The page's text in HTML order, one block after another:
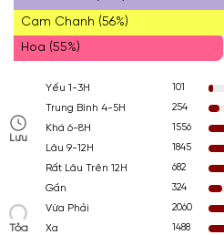
Cam Chanh (56%)
Hoa (55%)
Lưu
Yếu 1-3H
101
Trung Bình 4-5H
254
Khá 6-8H
1556
Lâu 9-12H
1845
Rất Lâu Trên 12H
682
Tỏa
Gần
324
Vừa Phải
2060
Xa
1488